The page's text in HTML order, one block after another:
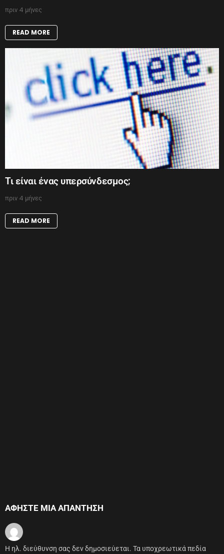
πριν 4 μήνες
READ MORE
Τι είναι ένας υπερσύνδεσμος;
πριν 4 μήνες
READ MORE
ΑΦΉΣΤΕ ΜΙΑ ΑΠΆΝΤΗΣΗ
Η ηλ. διεύθυνση σας δεν δημοσιεύεται. Τα υποχρεωτικά πεδία